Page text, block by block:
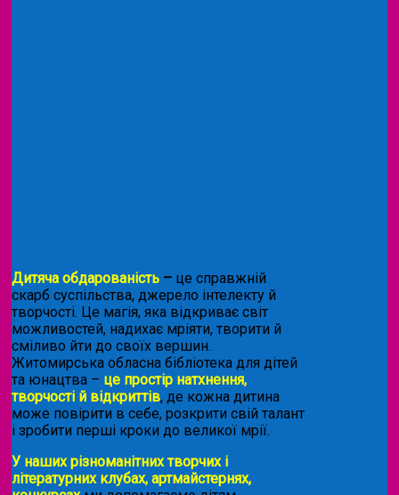
Дитяча обдарованість – це справжній
скарб суспільства, джерело інтелекту й
творчості. Це магія, яка відкриває світ
можливостей, надихає мріяти, творити й
сміливо йти до своїх вершин.
Житомирська обласна бібліотека для дітей
та юнацтва – це простір натхнення,
творчості й відкриттів, де кожна дитина
може повірити в себе, розкрити свій талант
і зробити перші кроки до великої мрії.
У наших різноманітних творчих і
літературних клубах, артмайстернях,